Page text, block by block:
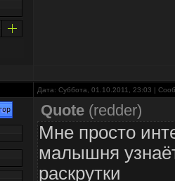
Дата: Суббота, 01.10.2011, 23:03 |
Quote(redder)
Мне просто
малышня
раскрутки